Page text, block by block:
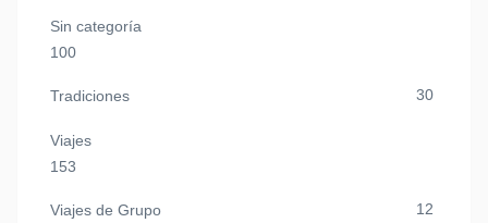
Sin categoría
100
Tradiciones 30
Viajes
153
Viajes de Grupo 12